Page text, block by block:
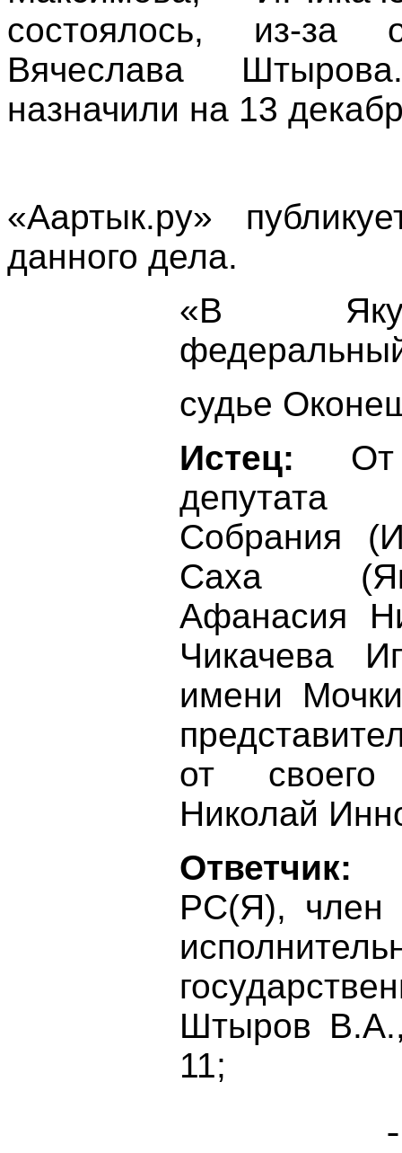
состоялось, из-за
Вячеслава
назначили на 13
«Аартык.ру»
данного дела.
«В
судье
Истец: От
депутата
Собрания
Саха
Афанасия
Чикачева
имени
от
Николай
Ответчик:
РС(Я), член
Штыров
11;